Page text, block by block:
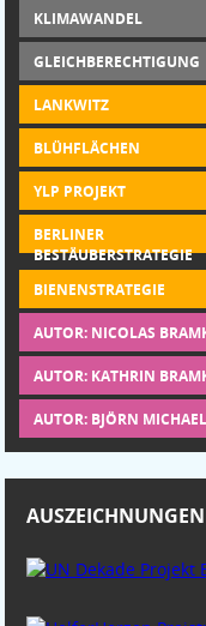
KLIMAWANDEL
GLEICHBERECHTIGUNG
LANKWITZ
BLÜHFLÄCHEN
YLP PROJEKT
BERLINER
BESTÄUBERSTRATEGIE
BIENENSTRATEGIE
AUTOR: NICOLAS
AUTOR: KATHRIN
AUTOR: BJÖRN MICHAEL
AUSZEICHNUNGEN